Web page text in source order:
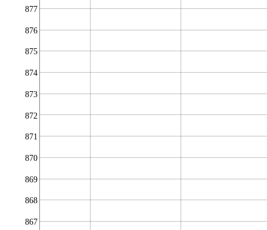
867
868
869
870
871
872
873
874
875
876
877